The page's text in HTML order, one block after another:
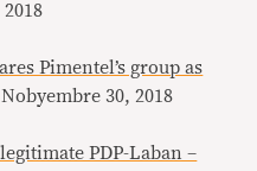
Pimentel’s group as
30, 2018
PDP-Laban –